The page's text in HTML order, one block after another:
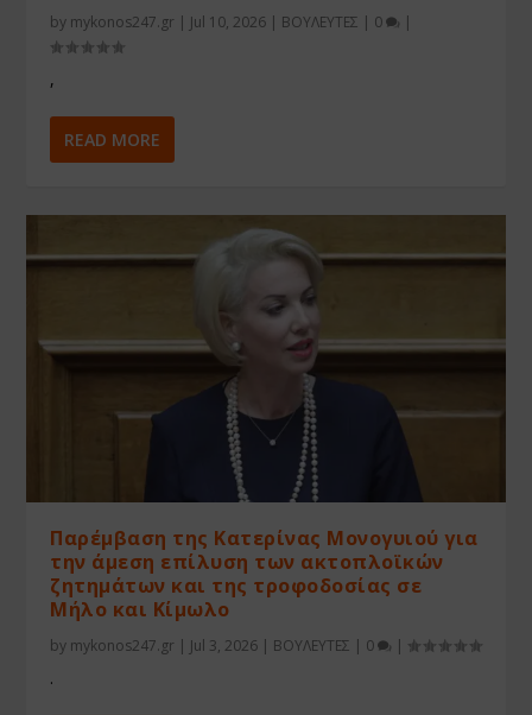
by mykonos247.gr | Jul 10, 2026 | ΒΟΥΛΕΥΤΕΣ | 0 |
,
READ MORE
Παρέμβαση της Κατερίνας Μονογυιού για
την άμεση επίλυση των ακτοπλοϊκών
ζητημάτων και της τροφοδοσίας σε
Μήλο και Κίμωλο
by mykonos247.gr | Jul 3, 2026 | ΒΟΥΛΕΥΤΕΣ | 0 |
.